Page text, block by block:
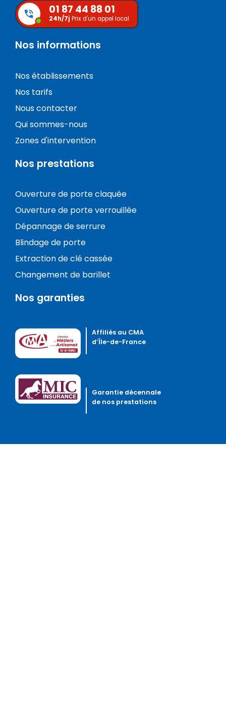
01 87 44 88 01
24h/7j Prix d'un appel local
Nos informations
Nos établissements
Nos tarifs
Nous contacter
Qui sommes-nous
Zones d'intervention
Nos prestations
Ouverture de porte claquée
Ouverture de porte verrouillée
Dépannage de serrure
Blindage de porte
Extraction de clé cassée
Changement de barillet
Nos garanties
Affiliés au CMA
d’Île-de-France
Garantie décennale
de nos prestations